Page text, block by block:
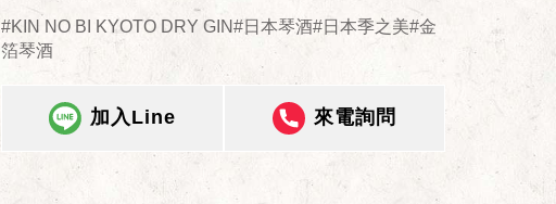
#KIN NO BI KYOTO DRY GIN#日本琴酒#日本季之美#金
箔琴酒
加入Line 來電詢問